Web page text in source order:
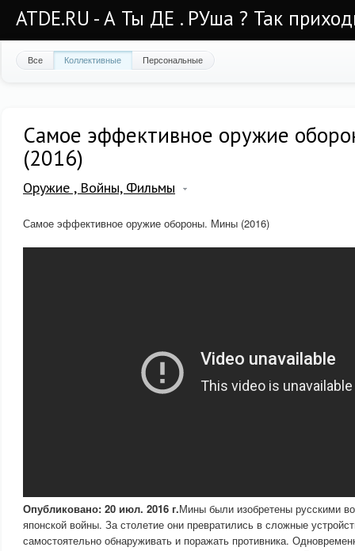
ATDE.RU - А Ты ДЕ . РУша ? Так
Все Коллективные Персональные
Самое эффективное оружие
(2016)
Оружие , Войны, Фильмы
Самое эффективное оружие обороны. Мины (2016)
Опубликовано: 20 июл. 2016 г.Мины были изобретены русскими
японской войны. За столетие они превратились в сложные
самостоятельно обнаруживать и поражать противника.